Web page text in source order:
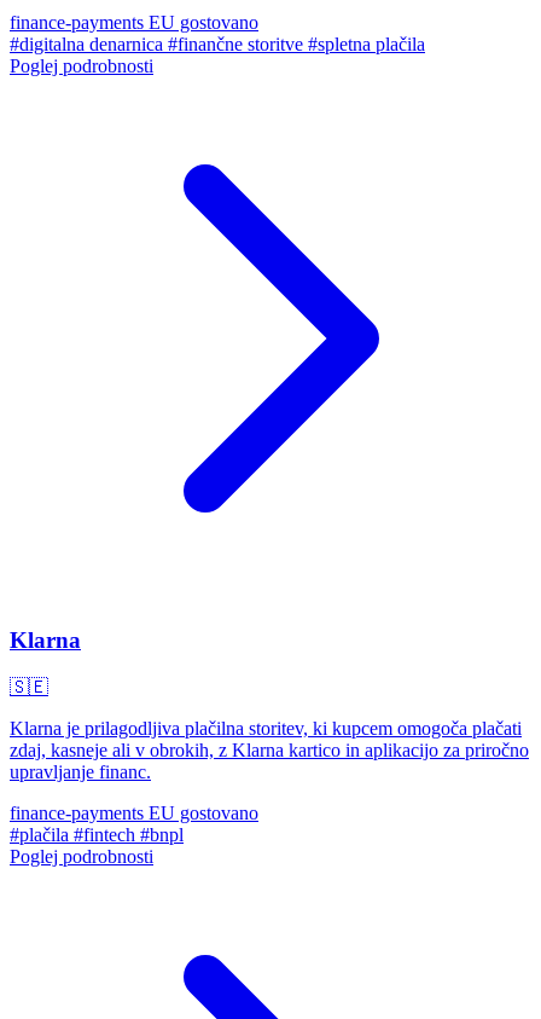
finance-payments EU gostovano
#digitalna denarnica #finančne storitve #spletna plačila
Poglej podrobnosti
Klarna
🇸🇪
Klarna je prilagodljiva plačilna storitev, ki kupcem omogoča plačati
zdaj, kasneje ali v obrokih, z Klarna kartico in aplikacijo za priročno
upravljanje financ.
finance-payments EU gostovano
#plačila #fintech #bnpl
Poglej podrobnosti